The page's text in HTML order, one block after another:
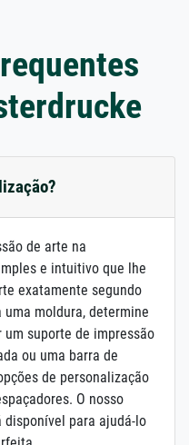
de arte na
e intuitivo que lhe
exatamente segundo
uma moldura, determine
suporte de impressão
ou uma barra de
de personalização
O nosso
para ajudá-lo